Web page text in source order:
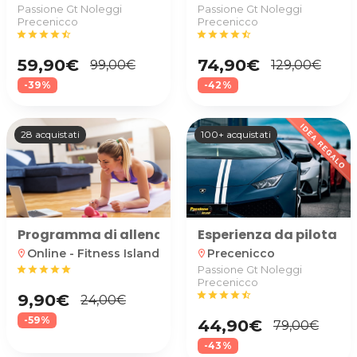
Passione Gt Noleggi
Precenicco
starstarstarstarstar_half
59,90€ 99,00€
-39%
Passione Gt Noleggi
Precenicco
starstarstarstarstar_half
74,90€ 129,00€
-42%
28 acquistati
Programma di allenamento online
location_on Online - Fitness Island
starstarstarstarstar
9,90€ 24,00€
-59%
100+ acquistati
Esperienza da pilota
location_on Precenicco
Passione Gt Noleggi
Precenicco
starstarstarstarstar_half
44,90€ 79,00€
-43%